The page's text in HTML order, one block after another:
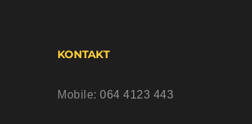
KONTAKT
Mobile:064 4123 443